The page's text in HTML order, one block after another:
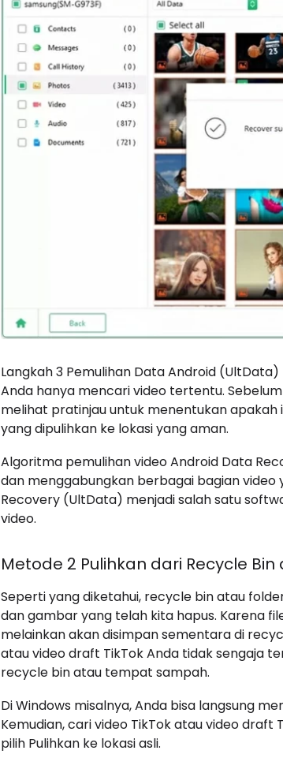
Langkah 3 Pemulihan Data Android
Anda hanya mencari video tertentu.
melihat pratinjau untuk menentukan apakah
yang dipulihkan ke lokasi yang aman.
Algoritma pemulihan video Android Data
dan menggabungkan berbagai bagian
Recovery (UltData) menjadi salah satu
video.
Metode 2 Pulihkan dari Recycle
Seperti yang diketahui, recycle bin atau
dan gambar yang telah kita hapus. Karena
melainkan akan disimpan sementara di
atau video draft TikTok Anda tidak sengaja
recycle bin atau tempat sampah.
Di Windows misalnya, Anda bisa langsung
Kemudian, cari video TikTok atau video
pilih Pulihkan ke lokasi asli.